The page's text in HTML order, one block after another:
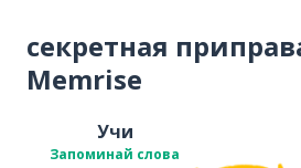
секретная
Memrise
Учи
Запоминай слова